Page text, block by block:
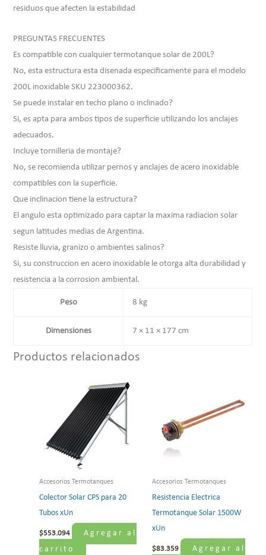
residuos que afecten la estabilidad
PREGUNTAS FRECUENTES
Es compatible con cualquier termotanque solar de 200L?
No, esta estructura esta disenada especificamente para el modelo
200L inoxidable SKU 223000362.
Se puede instalar en techo plano o inclinado?
Si, es apta para ambos tipos de superficie utilizando los anclajes
adecuados.
Incluye tornilleria de montaje?
No, se recomienda utilizar pernos y anclajes de acero inoxidable
compatibles con la superficie.
Que inclinacion tiene la estructura?
El angulo esta optimizado para captar la maxima radiacion solar
segun latitudes medias de Argentina.
Resiste lluvia, granizo o ambientes salinos?
Si, su construccion en acero inoxidable le otorga alta durabilidad y
resistencia a la corrosion ambiental.
Peso 8 kg
Dimensiones 7 × 11 × 177 cm
Productos relacionados
Accesorios Termotanques
Colector Solar CPS para 20
Tubos xUn
$553.094
Agregar al
carrito
Accesorios Termotanques
Resistencia Electrica
Termotanque Solar 1500W
xUn
$83.359
Agregar al